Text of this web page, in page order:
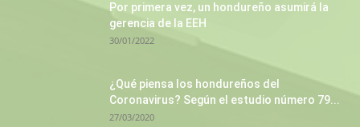
Por primera vez, un hondureño asumirá la
gerencia de la EEH
30/01/2022
¿Qué piensa los hondureños del
Coronavirus? Según el estudio número 79...
27/03/2020